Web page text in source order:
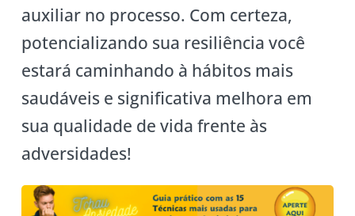
auxiliar no processo. Com certeza,
potencializando sua resiliência você
estará caminhando à hábitos mais
saudáveis e significativa melhora em
sua qualidade de vida frente às
adversidades!